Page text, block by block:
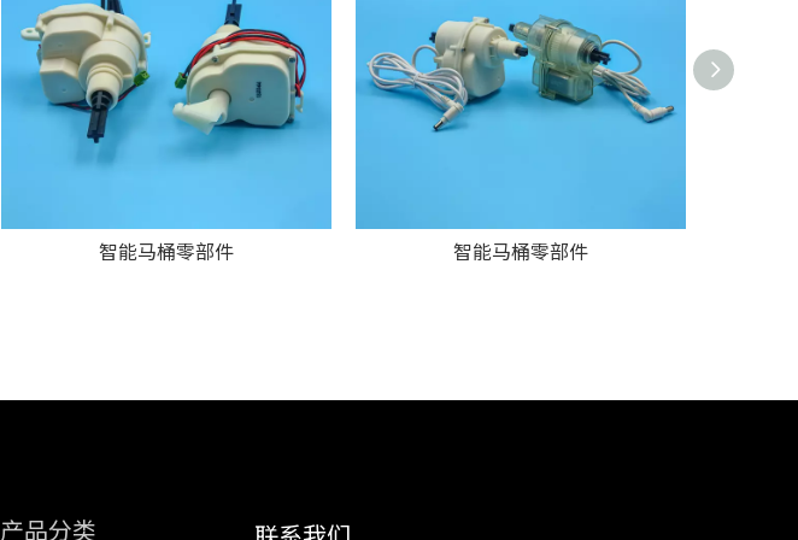
智能马桶零部件 智能马桶零部件
产品分类